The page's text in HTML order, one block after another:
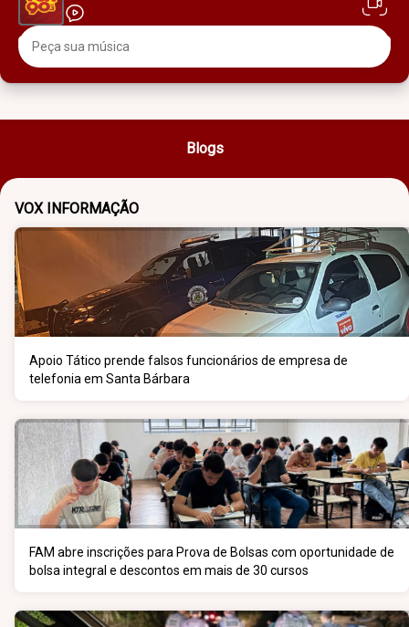
Blogs
VOX INFORMAÇÃO
Apoio Tático prende falsos funcionários de empresa de
telefonia em Santa Bárbara
FAM abre inscrições para Prova de Bolsas com oportunidade de
bolsa integral e descontos em mais de 30 cursos